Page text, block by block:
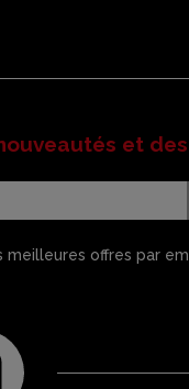
et
offres par